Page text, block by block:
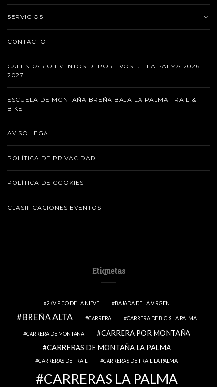
SERVICIOS
CONTACTO
CALENDARIO EVENTOS DEPORTIVOS DE LA PALMA 2026
2027
ESCUELA DE MONTAÑA BREÑA BAJA LA PALMA TRAIL &
BIKE
AVISO LEGAL
POLÍTICA DE PRIVACIDAD
POLÍTICA DE COOKIES
CLASIFICACIONES EVENTOS
Etiquetas
2KV PICO DE LA NIEVE BAJADA DE LA VIRGEN
BREÑA ALTA CARRERA CARRERA DE BICIS LA PALMA
CARRERA DE MONTAÑA
CARRERA POR MONTAÑA
CARRERAS DE MONTAÑA LA PALMA
CARRERAS DE TRAIL CARRERAS DE TRAIL LA PALMA
CARRERAS LA PALMA